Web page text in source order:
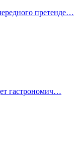
претенде…
гастрономич…